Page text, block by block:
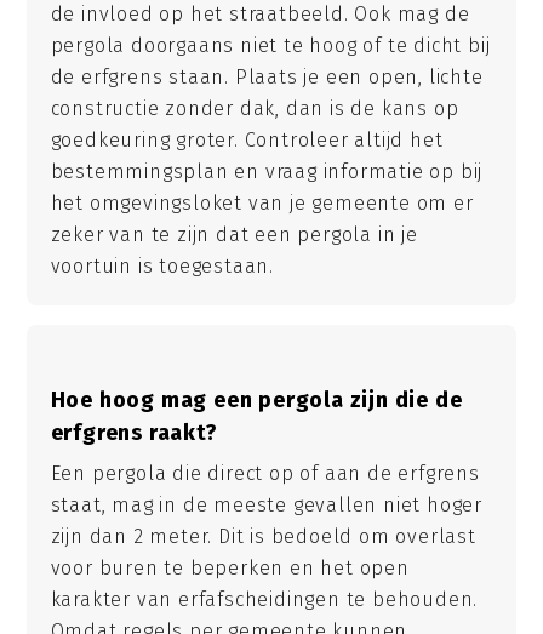
de invloed op het straatbeeld. Ook mag de
pergola doorgaans niet te hoog of te dicht bij
de erfgrens staan. Plaats je een open, lichte
constructie zonder dak, dan is de kans op
goedkeuring groter. Controleer altijd het
bestemmingsplan en vraag informatie op bij
het omgevingsloket van je gemeente om er
zeker van te zijn dat een pergola in je
voortuin is toegestaan.
Hoe hoog mag een pergola zijn die de
erfgrens raakt?
Een pergola die direct op of aan de erfgrens
staat, mag in de meeste gevallen niet hoger
zijn dan 2 meter. Dit is bedoeld om overlast
voor buren te beperken en het open
karakter van erfafscheidingen te behouden.